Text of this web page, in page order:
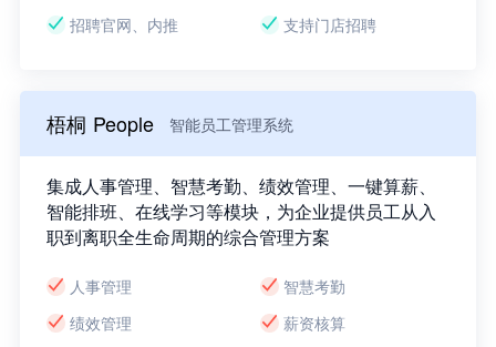
招聘官网、内推
支持门店招聘
梧桐 People 智能员工管理系统
集成人事管理、智慧考勤、绩效管理、一键算薪、
智能排班、在线学习等模块，为企业提供员工从入
职到离职全生命周期的综合管理方案
人事管理
智慧考勤
绩效管理
薪资核算